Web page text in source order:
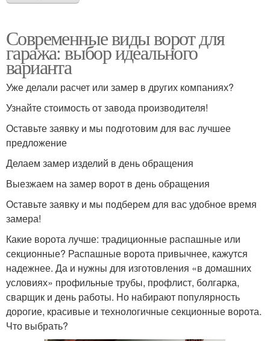
Современные виды ворот для
гаража: выбор идеального
варианта
Уже делали расчет или замер в других компаниях?
Узнайте стоимость от завода производителя!
Оставьте заявку и мы подготовим для вас лучшее
предложение
Делаем замер изделий в день обращения
Выезжаем на замер ворот в день обращения
Оставьте заявку и мы подберем для вас удобное время
замера!
Какие ворота лучше: традиционные распашные или
секционные? Распашные ворота привычнее, кажутся
надежнее. Да и нужны для изготовления «в домашних
условиях» профильные трубы, профлист, болгарка,
сварщик и день работы. Но набирают популярность
дорогие, красивые и технологичные секционные ворота.
Что выбрать?